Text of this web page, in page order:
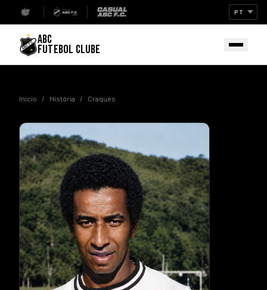
ABC
FUTEBOL CLUBE
Início / História / Craques